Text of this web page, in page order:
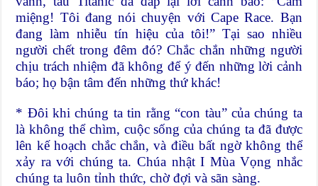
miệng! Tôi đang nói chuyện với Cape Race. Bạn
đang làm nhiễu tín hiệu của tôi!” Tại sao nhiều
người chết trong đêm đó? Chắc chắn những người
chịu trách nhiệm đã không để ý đến những lời cảnh
báo; họ bận tâm đến những thứ khác!
* Đôi khi chúng ta tin rằng “con tàu” của chúng ta
là không thể chìm, cuộc sống của chúng ta đã được
lên kế hoạch chắc chắn, và điều bất ngờ không thể
xảy ra với chúng ta. Chúa nhật I Mùa Vọng nhắc
chúng ta luôn tỉnh thức, chờ đợi và sãn sàng.